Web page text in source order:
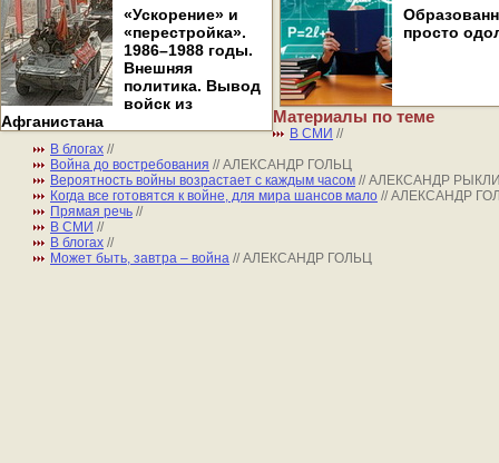
«Ускорение» и
«перестройка».
1986–1988 годы.
Внешняя
политика. Вывод
войск из
Афганистана
просто
Материалы по теме
В СМИ //
В блогах //
Война до востребования // АЛЕКСАНДР ГОЛЬЦ
Вероятность войны возрастает с каждым часом // АЛЕКСАНДР
Когда все готовятся к войне, для мира шансов мало // АЛЕКСАНДР
Прямая речь //
В СМИ //
В блогах //
Может быть, завтра – война // АЛЕКСАНДР ГОЛЬЦ